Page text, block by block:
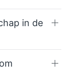
in de